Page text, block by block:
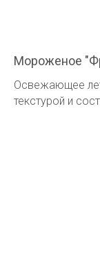
Мороженое
Освежающее
текстурой и